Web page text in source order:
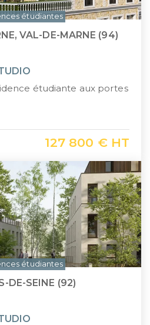
VAL-DE-MARNE (94)
étudiante aux portes
127 800 € HT
étudiantes
DE-SEINE (92)
étudiantes